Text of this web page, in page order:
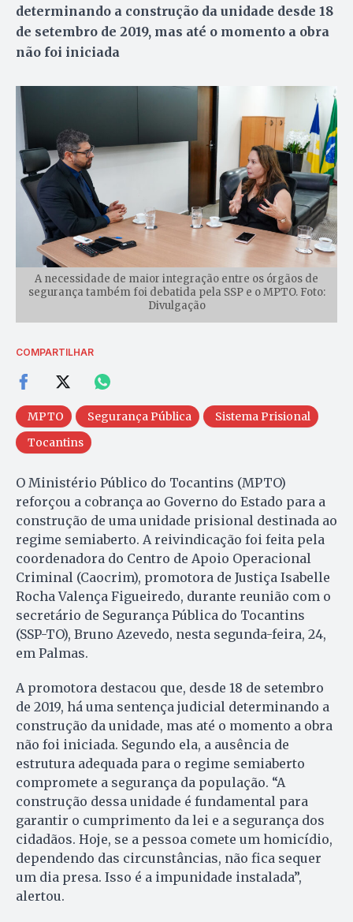
determinando a construção da unidade desde 18
de setembro de 2019, mas até o momento a obra
não foi iniciada
A necessidade de maior integração entre os órgãos de
segurança também foi debatida pela SSP e o MPTO. Foto:
Divulgação
COMPARTILHAR
MPTO Segurança Pública
Sistema Prisional
Tocantins
O Ministério Público do Tocantins (MPTO)
reforçou a cobrança ao Governo do Estado para a
construção de uma unidade prisional destinada ao
regime semiaberto. A reivindicação foi feita pela
coordenadora do Centro de Apoio Operacional
Criminal (Caocrim), promotora de Justiça Isabelle
Rocha Valença Figueiredo, durante reunião com o
secretário de Segurança Pública do Tocantins
(SSP-TO), Bruno Azevedo, nesta segunda-feira, 24,
em Palmas.
A promotora destacou que, desde 18 de setembro
de 2019, há uma sentença judicial determinando a
construção da unidade, mas até o momento a obra
não foi iniciada. Segundo ela, a ausência de
estrutura adequada para o regime semiaberto
compromete a segurança da população. “A
construção dessa unidade é fundamental para
garantir o cumprimento da lei e a segurança dos
cidadãos. Hoje, se a pessoa comete um homicídio,
dependendo das circunstâncias, não fica sequer
um dia presa. Isso é a impunidade instalada”,
alertou.